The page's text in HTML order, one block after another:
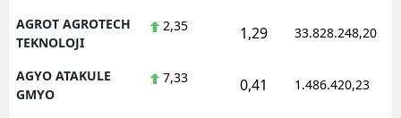
AGROT AGROTECH
TEKNOLOJI
2,35 1,29 33.828.248,20
AGYO ATAKULE
GMYO
7,33 0,41 1.486.420,23